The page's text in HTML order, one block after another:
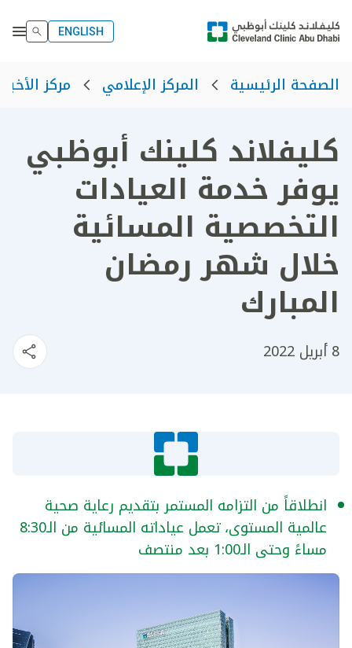
ENGLISH
الصفحة الرئيسية المركز الإعلامي مركز الأخبار
كليفلاند كلينك أبوظبي
يوفر خدمة العيادات
التخصصية المسائية
خلال شهر رمضان
المبارك
8 أبريل 2022
انطلاقاً من التزامه المستمر بتقديم رعاية صحية
عالمية المستوى، تعمل عياداته المسائية من الـ8:30
مساءً وحتى الـ1:00 بعد منتصف